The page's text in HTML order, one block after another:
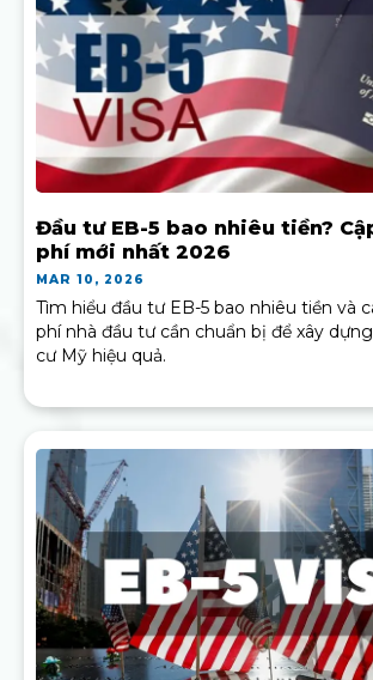
Đầu tư EB-5 bao nhiêu tiền?
phí mới nhất 2026
MAR 10, 2026
Tìm hiểu đầu tư EB-5 bao nhiêu tiền và
phí nhà đầu tư cần chuẩn bị để xây
cư Mỹ hiệu quả.